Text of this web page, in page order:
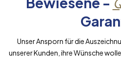
Unser Ansporn für die
unserer Kunden, ihre Wünsche